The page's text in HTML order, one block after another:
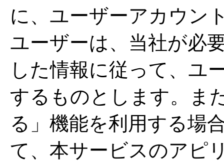
に、ユーザーアカウン
ユーザーは、当社が必
した情報に従って、ユ
するものとします。ま
る」機能を利用する場
て、本サービスのアピ